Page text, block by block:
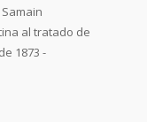
al tratado de
1873 -